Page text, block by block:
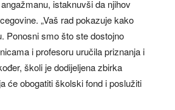
istaknuvši da njihov
„Vaš rad pokazuje kako
Ponosni smo što ste dostojno
i profesoru uručila priznanja i
školi je dodijeljena zbirka
će obogatiti školski fond i poslužiti